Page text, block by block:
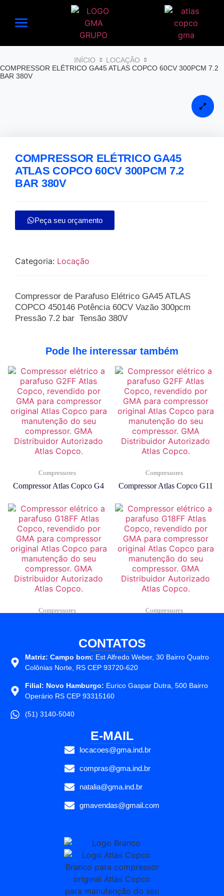
INÍCIO
LOCAÇÃO
COMPRESSOR ELÉTRICO GA45 ATLAS COPCO 60CV 300PCM 7.2
BAR 380V
COMPRESSOR ELÉTRICO GA45
ATLAS COPCO 60CV 300PCM 7.2
BAR 380V
Peça seu orçamento
Categoria: Locação
Compressor de Parafuso Elétrico GA45 ATLAS
COPCO 450146 Potência 60CV Vazão 300pcm
Pressão 7.2 bar Tensão 380V
Pode lhe interessar também
Compressores
Compressor Atlas Copco G4
Compressores
Compressor Atlas Copco G11
Compressores Compressores
CONTATOS
Matriz: Campo bom: Est Alfredo Weber, 30 Bairro Quatro
Colônias Norte, RS CEP 93720-620
Filial: Novo Hamburgo: Eurico Gaspar Dutra, 500 Bairro
Operário RS CEP 93315160
(51) 3140-5040
E-MAIL
locacoes@gma.ind.br
compras@gma.ind.br
natalia@gma.ind.br
gmavendas@gmail.com